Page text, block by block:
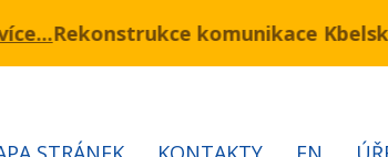
3.7 – 7.8.2026 bude probíhat
komunikace Kbelská - I. a II.